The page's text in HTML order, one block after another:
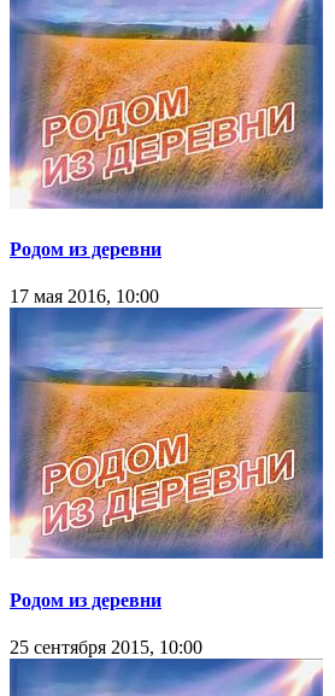
Родом из деревни
17 мая 2016, 10:00
Родом из деревни
25 сентября 2015, 10:00